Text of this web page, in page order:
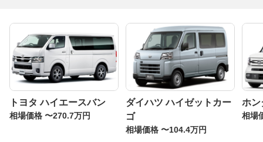
トヨタ ハイエースバン
相場価格 〜270.7万円
ダイハツ ハイゼットカー
ゴ
相場価格 〜104.4万円
ホン
相場